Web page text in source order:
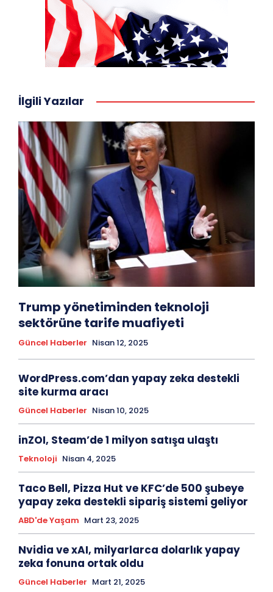
İlgili Yazılar
Trump yönetiminden teknoloji
sektörüne tarife muafiyeti
Güncel Haberler Nisan 12, 2025
WordPress.com’dan yapay zeka destekli
site kurma aracı
Güncel Haberler Nisan 10, 2025
inZOI, Steam’de 1 milyon satışa ulaştı
Teknoloji Nisan 4, 2025
Taco Bell, Pizza Hut ve KFC’de 500 şubeye
yapay zeka destekli sipariş sistemi geliyor
ABD'de Yaşam Mart 23, 2025
Nvidia ve xAI, milyarlarca dolarlık yapay
zeka fonuna ortak oldu
Güncel Haberler Mart 21, 2025